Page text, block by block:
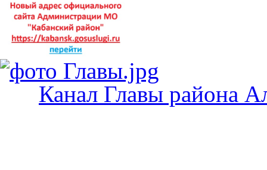
Канал Главы района